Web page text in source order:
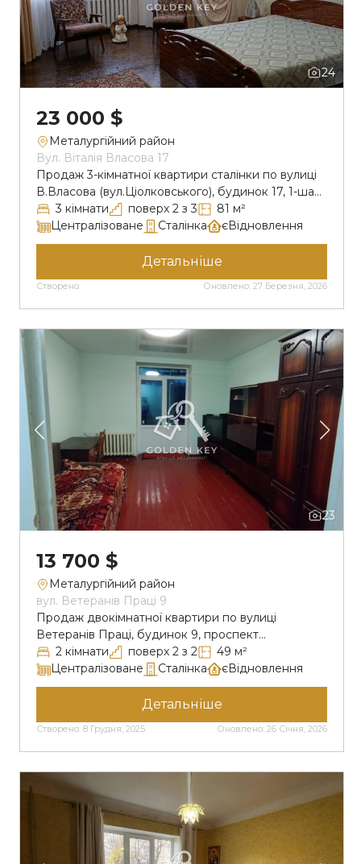
24
23 000 $
Металургійний район
Вул. Віталія Власова 17
Продаж 3-кімнатної квартири сталінки по вулиці
В.Власова (вул.Ціолковського), будинок 17, 1-ша
дільниця, Металургійний район. Квартира
розташована на другому поверсі триповерхового
будинку. Загальна площа 81м2 , житлова 46 м2,
кухня 8 м2. Всі вікна нові, металопластикові.
Балкон кований з встановленою камерою
спостереження. Кімнати окремі, просторі і світлі,
зручний хол і просторий коридор. Санвузол
роздільний, труби комунікацій […]
3 кімнати поверх 2 з 3
81 м²
Централізоване
Сталінка єВідновлення
Створено: Оновлено: 27 Березня, 2026
Детальніше
23
13 700 $
Металургійний район
вул. Ветеранів Праці 9
Продаж двокімнатної квартири по вулиці
Ветеранів Праці, будинок 9, проспект
Металургів, Металургійний р-н. Квартира
розташована на другому поверсі
двоповерхового будинку, сталінка. Загальна
площа 49 м2, житлова 30 м2, кухня 6,5 м2. Є
лічильники на воду і світло (двофазний).
Виконаний капітальний ремонт даху, утеплена
ззовні, всі вікна і балконний блок замінені на
металопластик, Вхідні двері подвійні, […]
2 кімнати поверх 2 з 2
49 м²
Централізоване
Сталінка єВідновлення
Створено: 8 Грудня, 2025 Оновлено: 26 Січня, 2026
Детальніше